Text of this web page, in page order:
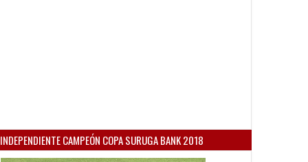
INDEPENDIENTE CAMPEÓN COPA SURUGA BANK 2018